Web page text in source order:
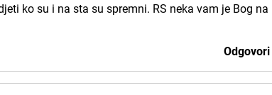
ko su i na sta su spremni. RS neka vam je Bog na
Odgovori